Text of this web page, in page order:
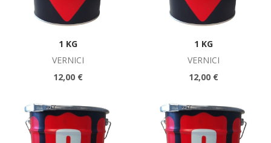
1 KG
VERNICI
12,00 €
1 KG
VERNICI
12,00 €